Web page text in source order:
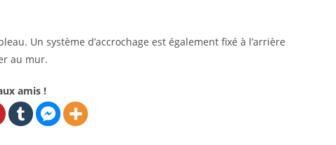
Un système d’accrochage est également fixé à l’arrière
au mur.
amis !